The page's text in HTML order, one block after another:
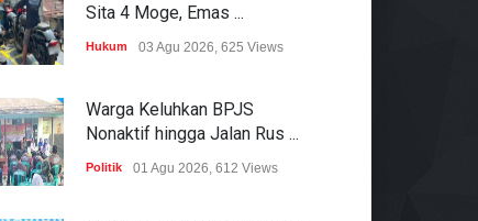
Sita 4 Moge, Emas ...
Hukum 03 Agu 2026, 625 Views
Warga Keluhkan BPJS
Nonaktif hingga Jalan Rus ...
Politik 01 Agu 2026, 612 Views